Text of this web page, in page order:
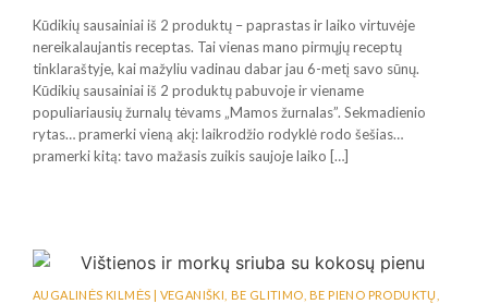
Kūdikių sausainiai iš 2 produktų – paprastas ir laiko virtuvėje
nereikalaujantis receptas. Tai vienas mano pirmųjų receptų
tinklaraštyje, kai mažyliu vadinau dabar jau 6-metį savo sūnų.
Kūdikių sausainiai iš 2 produktų pabuvoje ir viename
populiariausių žurnalų tėvams „Mamos žurnalas”. Sekmadienio
rytas… pramerki vieną akį: laikrodžio rodyklė rodo šešias…
pramerki kitą: tavo mažasis zuikis saujoje laiko […]
AUGALINĖS KILMĖS | VEGANIŠKI BE GLITIMO BE PIENO PRODUKTŲ